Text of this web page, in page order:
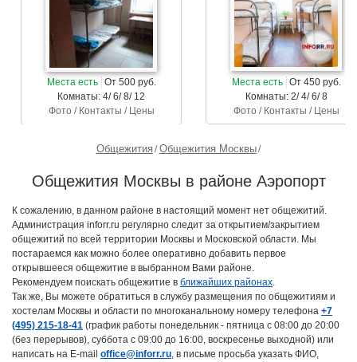
Места есть От 500 руб.
Комнаты: 4/ 6/ 8/ 12
Фото / Контакты / Цены
Места есть От 450 руб.
Комнаты: 2/ 4/ 6/ 8
Фото / Контакты / Цены
Общежития Общежития Москвы
Общежития Москвы в районе Аэропорт
К сожалению, в данном районе в настоящий момент нет общежитий.
Администрация inforr.ru регулярно следит за открытием/закрытием
общежитий по всей территории Москвы и Московской области. Мы
постараемся как можно более оперативно добавить первое
открывшееся общежитие в выбранном Вами районе.
Рекомендуем поискать общежитие в ближайших районах.
Так же, Вы можете обратиться в службу размещения по общежитиям и
хостелам Москвы и области по многоканальному номеру телефона +7
(495) 215-18-41 (график работы понедельник - пятница с 08:00 до 20:00
(без перерывов), суббота с 09:00 до 16:00, воскресенье выходной) или
написать на E-mail office@inforr.ru, в письме просьба указать ФИО,